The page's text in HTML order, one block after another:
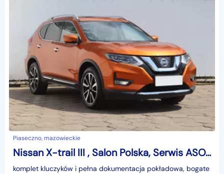
Piaseczno, mazowieckie
Nissan X-trail III , Salon Polska, Serwis ASO, 177 KM, Automat, VAT 23%, Skóra,
komplet kluczyków i pełna dokumentacja pokładowa, bogate